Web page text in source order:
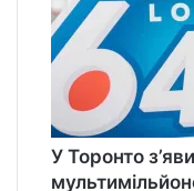
У Торонто